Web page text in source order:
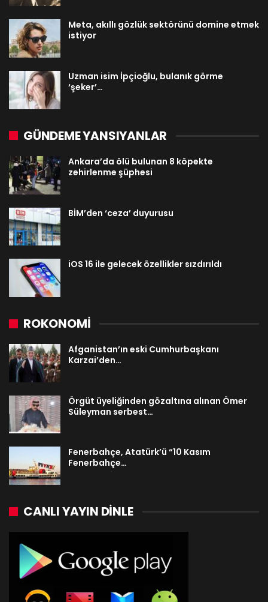
Meta, akıllı gözlük sektörünü domine etmek
istiyor
Uzman isim İpçioğlu, bulanık görme
‘şeker’…
GÜNDEME YANSIYANLAR
Ankara’da ölü bulunan 8 köpekte
zehirlenme şüphesi
BİM’den ‘ceza’ duyurusu
iOS 16 ile gelecek özellikler sızdırıldı
ROKONOMİ
Afganistan’ın eski Cumhurbaşkanı
Karzai’den…
Örgüt üyeliğinden gözaltına alınan Ömer
Süleyman serbest…
Fenerbahçe, Atatürk’ü “10 Kasım
Fenerbahçe…
CANLI YAYIN DINLE